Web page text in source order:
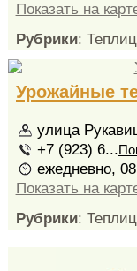
Показать на
Рубрики:
Урожайные
улица
+7 (923) 6...
ежедневно,
Показать на
Рубрики: